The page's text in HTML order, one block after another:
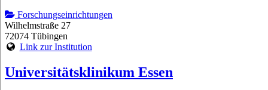
Forschungseinrichtungen
Wilhelmstraße 27
72074 Tübingen
Link zur Institution
Universitätsklinikum Essen